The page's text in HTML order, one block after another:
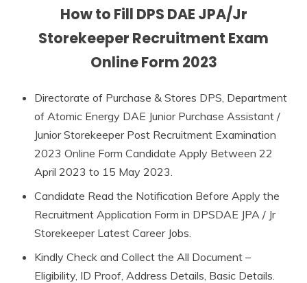
How to Fill DPS DAE JPA/Jr
Storekeeper Recruitment Exam
Online Form 2023
Directorate of Purchase & Stores DPS, Department
of Atomic Energy DAE Junior Purchase Assistant /
Junior Storekeeper Post Recruitment Examination
2023 Online Form Candidate Apply Between 22
April 2023 to 15 May 2023.
Candidate Read the Notification Before Apply the
Recruitment Application Form in DPSDAE JPA / Jr
Storekeeper Latest Career Jobs.
Kindly Check and Collect the All Document –
Eligibility, ID Proof, Address Details, Basic Details.